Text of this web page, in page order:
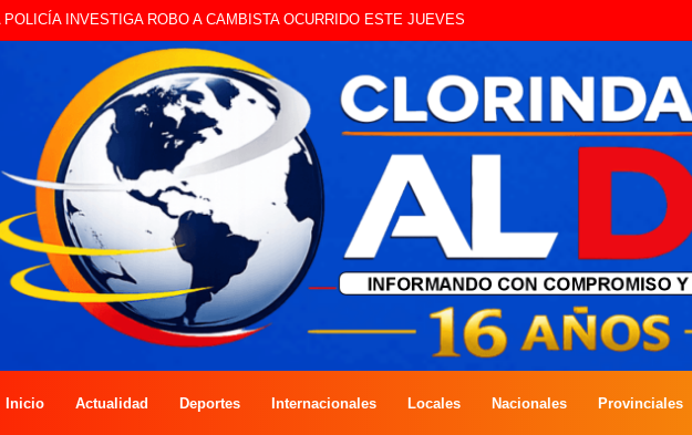
POR MOTOS QUE CIRCULAN SIN ILUMINACIÓN
Inicio Actualidad Deportes Internacionales Locales Nacionales Provinciales